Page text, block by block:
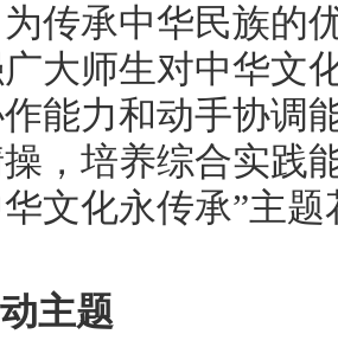
传承中华民族的
大师生对中华文
能力和动手协调
，培养综合实践
文化永传承”主
主题